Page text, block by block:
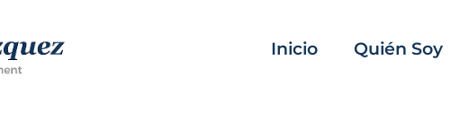
Inicio Quién Soy